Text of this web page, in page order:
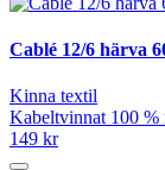
Cablé 12/6 härva
Kinna textil
Kabeltvinnat 100 %
149 kr